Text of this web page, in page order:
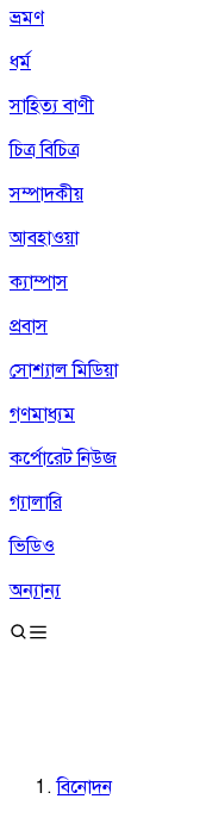
ভ্রমণ
ধর্ম
সাহিত্য বাণী
চিত্র বিচিত্র
সম্পাদকীয়
আবহাওয়া
ক্যাম্পাস
প্রবাস
সোশ্যাল মিডিয়া
গণমাধ্যম
কর্পোরেট নিউজ
গ্যালারি
ভিডিও
অন্যান্য
বিনোদন